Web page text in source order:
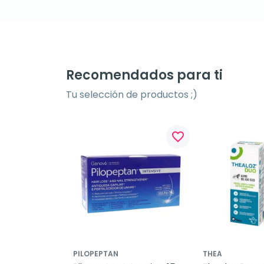
Recomendados para ti
Tu selección de productos ;)
favorite_border
PILOPEPTAN THEA